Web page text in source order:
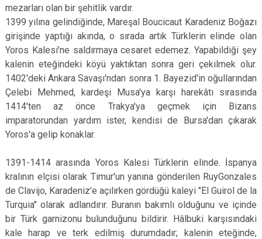
mezarları olan bir şehitlik vardır.
1399 yılına gelindiğinde, Mareşal Boucicaut Karadeniz Boğazı
girişinde yaptığı akında, o sırada artık Türklerin elinde olan
Yoros Kalesi'ne saldırmaya cesaret edemez. Yapabildiği şey
kalenin eteğindeki köyü yaktıktan sonra geri çekilmek olur.
1402'deki Ankara Savaşı'ndan sonra 1. Bayezid'in oğullarından
Çelebi Mehmed, kardeşi Musa'ya karşı harekâtı sırasında
1414'ten az önce Trakya'ya geçmek için Bizans
imparatorundan yardım ister, kendisi de Bursa'dan çıkarak
Yoros'a gelip konaklar.
1391-1414 arasında Yoros Kalesi Türklerin elinde. İspanya
kralının elçisi olarak Timur'un yanına gönderilen RuyGonzales
de Clavijo, Karadeniz'e açılırken gördüğü kaleyi "El Guirol de la
Turquia" olarak adlandırır. Buranın bakımlı olduğunu ve içinde
bir Türk garnizonu bulunduğunu bildirir. Hâlbuki karşısındaki
kale harap ve terk edilmiş durumdadır; kalenin eteğinde,